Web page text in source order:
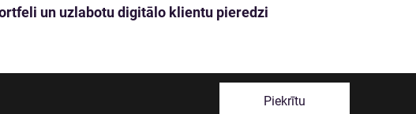
Piekrītu
un uzlabotu digitālo klientu pieredzi